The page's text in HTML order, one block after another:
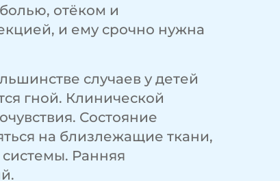
отёком и
и ему срочно нужна
случаев у детей
гной. Клинической
Состояние
на близлежащие ткани,
Ранняя